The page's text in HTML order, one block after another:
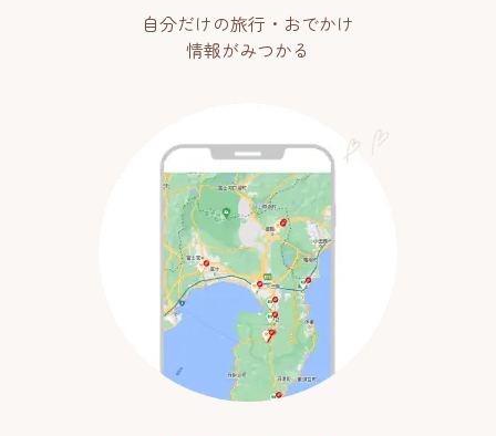
自分だけの旅行・おでかけ
情報がみつかる